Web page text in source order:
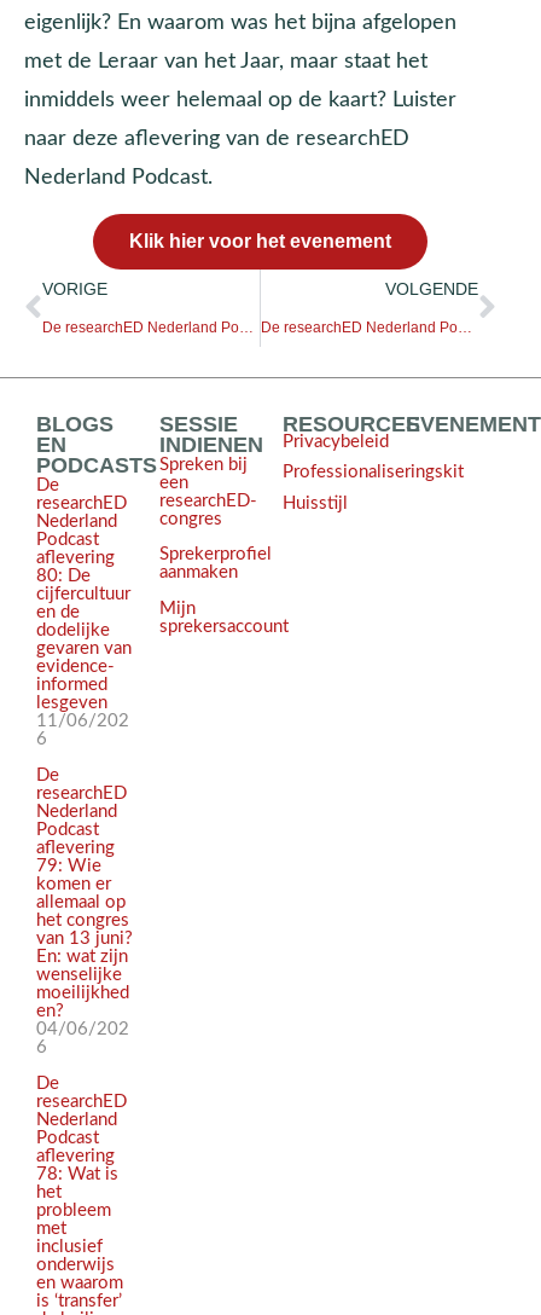
eigenlijk? En waarom was het bijna afgelopen
met de Leraar van het Jaar, maar staat het
inmiddels weer helemaal op de kaart? Luister
naar deze aflevering van de researchED
Nederland Podcast.
Klik hier voor het evenement
VORIGE
De researchED Nederland Podcast aflevering 76: Disruptie in schoolboekenwereld en kennisrijk onderwijs, wat is dat?
VOLGENDE
De researchED Nederland Podcast aflevering 78: Wat is het probleem met inclusief onderwijs en waarom is ‘transfer’ de heilige graal van het onderwijs?
BLOGS
EN
PODCASTS
De
researchED
Nederland
Podcast
aflevering
80: De
cijfercultuur
en de
dodelijke
gevaren van
evidence-
informed
lesgeven
11/06/202
6
De
researchED
Nederland
Podcast
aflevering
79: Wie
komen er
allemaal op
het congres
van 13 juni?
En: wat zijn
wenselijke
moeilijkhed
en?
04/06/202
6
De
researchED
Nederland
Podcast
aflevering
78: Wat is
het
probleem
met
inclusief
onderwijs
en waarom
is ‘transfer’
SESSIE
INDIENEN
Spreken bij
een
researchED-
congres
Sprekerprofiel
aanmaken
Mijn
sprekersaccount
RESOURCES
Privacybeleid
Professionaliseringskit
Huisstijl